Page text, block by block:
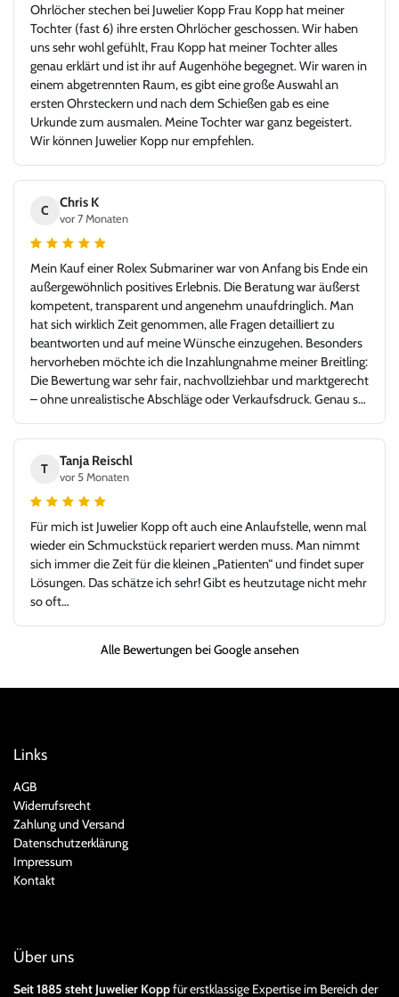
Ohrlöcher stechen bei Juwelier Kopp Frau Kopp hat meiner
Tochter (fast 6) ihre ersten Ohrlöcher geschossen. Wir haben
uns sehr wohl gefühlt, Frau Kopp hat meiner Tochter alles
genau erklärt und ist ihr auf Augenhöhe begegnet. Wir waren in
einem abgetrennten Raum, es gibt eine große Auswahl an
ersten Ohrsteckern und nach dem Schießen gab es eine
Urkunde zum ausmalen. Meine Tochter war ganz begeistert.
Wir können Juwelier Kopp nur empfehlen.
C
Chris K
vor 7 Monaten
Mein Kauf einer Rolex Submariner war von Anfang bis Ende ein
außergewöhnlich positives Erlebnis. Die Beratung war äußerst
kompetent, transparent und angenehm unaufdringlich. Man
hat sich wirklich Zeit genommen, alle Fragen detailliert zu
beantworten und auf meine Wünsche einzugehen. Besonders
hervorheben möchte ich die Inzahlungnahme meiner Breitling:
Die Bewertung war sehr fair, nachvollziehbar und marktgerecht
– ohne unrealistische Abschläge oder Verkaufsdruck. Genau so
Uhrenhandel vor. Die Rolex Submariner war in top Zustand,
exakt wie beschrieben, inklusive aller Unterlagen. Der gesamte
Ablauf – von der Bewertung über die Abwicklung bis zur
Übergabe – verlief absolut reibungslos und hochprofessionell.
Ich habe mich jederzeit gut aufgehoben gefühlt und würde hier
jederzeit wieder kaufen oder verkaufen. Ein Händler, dem man
vertrauen kann und bei dem Leidenschaft für Uhren und
Fairness gegenüber dem Kunden klar im Vordergrund stehen.
Vielen Dank für dieses großartige Kauferlebnis, und danke an
Herr Kopp!
T
Tanja Reischl
vor 5 Monaten
Für mich ist Juwelier Kopp oft auch eine Anlaufstelle, wenn mal
wieder ein Schmuckstück repariert werden muss. Man nimmt
sich immer die Zeit für die kleinen „Patienten“ und findet super
Lösungen. Das schätze ich sehr! Gibt es heutzutage nicht mehr
so oft…
Alle Bewertungen bei Google ansehen
Links
AGB
Widerrufsrecht
Zahlung und Versand
Datenschutzerklärung
Impressum
Kontakt
Über uns
Seit 1885 steht Juwelier Koppfür erstklassige Expertise im Bereich der